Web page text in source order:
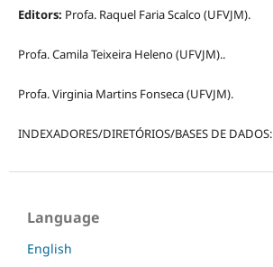
Editors: Profa. Raquel Faria Scalco (UFVJM).
Profa. Camila Teixeira Heleno (UFVJM)..
Profa. Virginia Martins Fonseca (UFVJM).
INDEXADORES/DIRETÓRIOS/BASES DE DADOS:
Language
English